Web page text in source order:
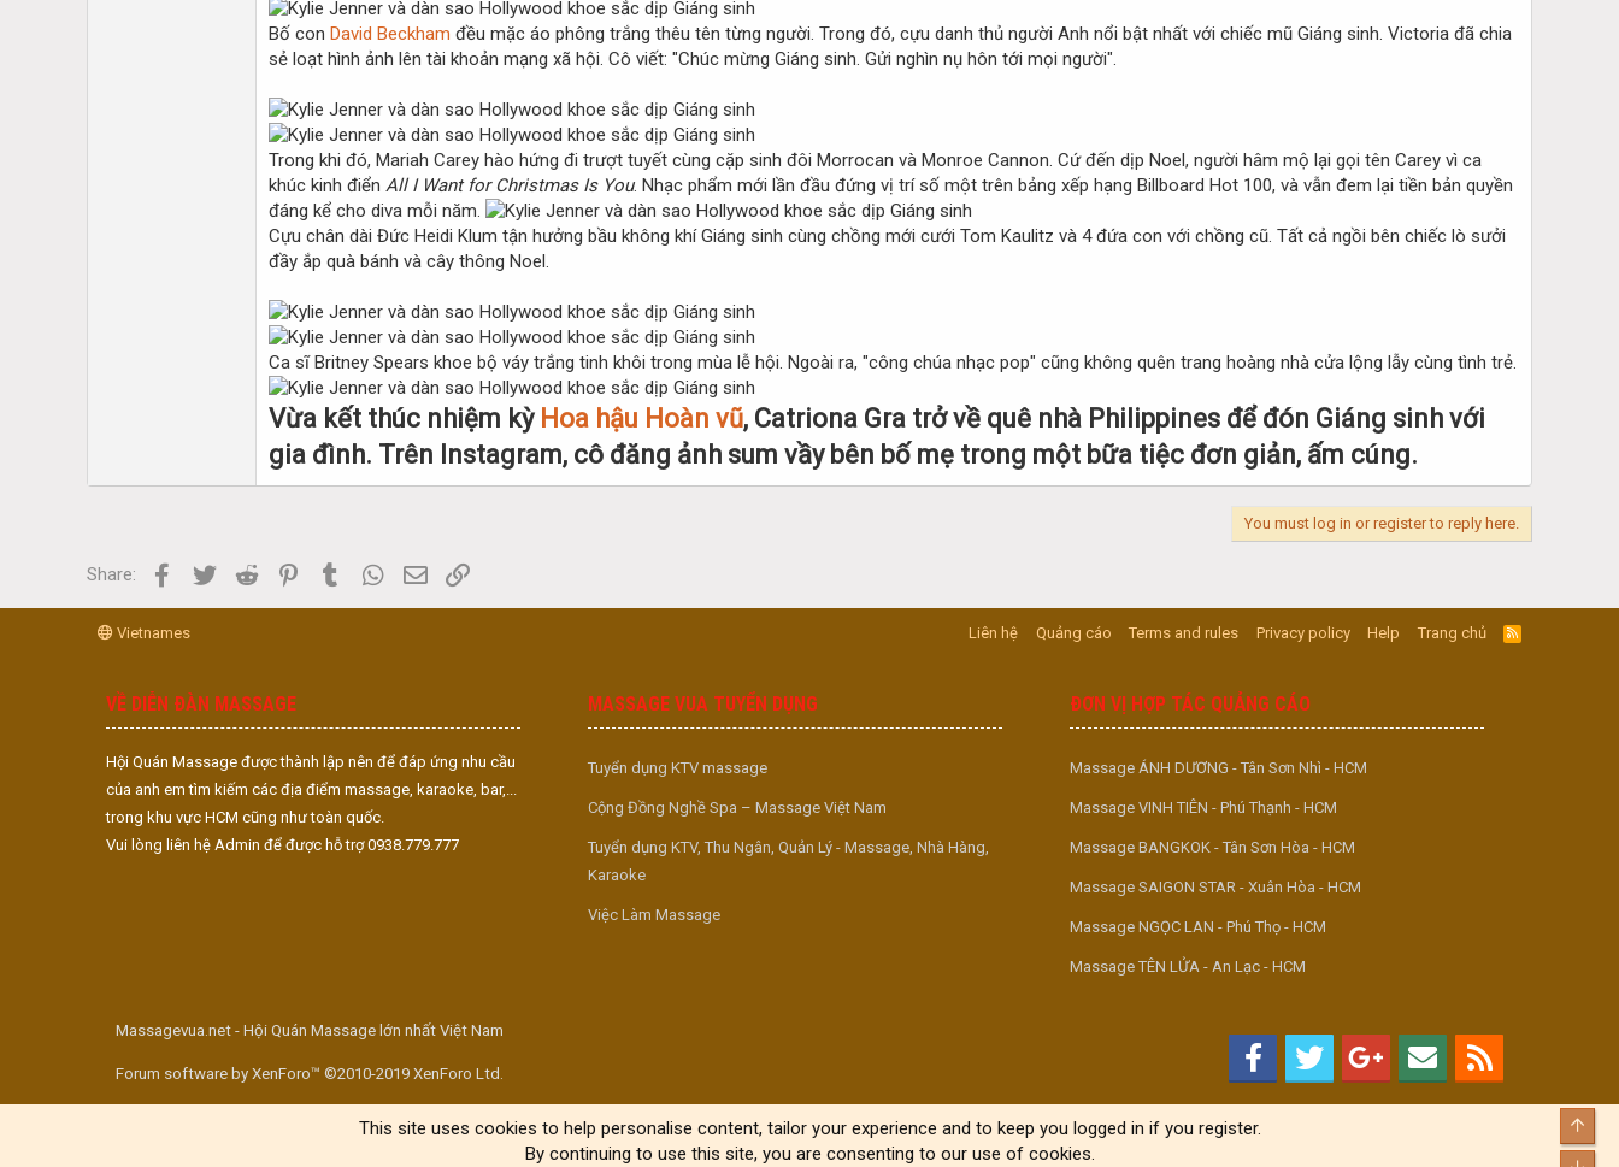
Bố con David Beckham đều mặc áo phông trắng thêu tên từng người. Trong đó, cựu danh thủ người Anh nổi bật nhất với chiếc mũ Giáng sinh. Victoria đã chia
sẻ loạt hình ảnh lên tài khoản mạng xã hội. Cô viết: "Chúc mừng Giáng sinh. Gửi nghìn nụ hôn tới mọi người".
Trong khi đó, Mariah Carey hào hứng đi trượt tuyết cùng cặp sinh đôi Morrocan và Monroe Cannon. Cứ đến dịp Noel, người hâm mộ lại gọi tên Carey vì ca
khúc kinh điển All I Want for Christmas Is You. Nhạc phẩm mới lần đầu đứng vị trí số một trên bảng xếp hạng Billboard Hot 100, và vẫn đem lại tiền bản quyền
đáng kể cho diva mỗi năm.
Cựu chân dài Đức Heidi Klum tận hưởng bầu không khí Giáng sinh cùng chồng mới cưới Tom Kaulitz và 4 đứa con với chồng cũ. Tất cả ngồi bên chiếc lò sưởi
đầy ắp quà bánh và cây thông Noel.
Ca sĩ Britney Spears khoe bộ váy trắng tinh khôi trong mùa lễ hội. Ngoài ra, "công chúa nhạc pop" cũng không quên trang hoàng nhà cửa lộng lẫy cùng tình trẻ.
Vừa kết thúc nhiệm kỳ Hoa hậu Hoàn vũ, Catriona Gra trở về quê nhà Philippines để đón Giáng sinh với
gia đình. Trên Instagram, cô đăng ảnh sum vầy bên bố mẹ trong một bữa tiệc đơn giản, ấm cúng.
You must log in or register to reply here.
Share: Facebook
Twitter Reddit PinterestTumblr WhatsApp
Email
Vietnames Liên hệ Quảng cáo Terms and rules Privacy policy Help Trang chủ
R
S
VỀ DIỄN ĐÀN MASSAGE
Hội Quán Massage được thành lập nên để đáp ứng nhu cầu
của anh em tìm kiếm các địa điểm massage, karaoke, bar,...
trong khu vực HCM cũng như toàn quốc.
Vui lòng liên hệ Admin để được hỗ trợ 0938.779.777
MASSAGE VUA TUYỂN DỤNG
Tuyển dụng KTV massage
Cộng Đồng Nghề Spa – Massage Việt Nam
Tuyển dụng KTV, Thu Ngân, Quản Lý - Massage, Nhà Hàng,
Karaoke
Việc Làm Massage
ĐƠN VỊ HỢP TÁC QUẢNG CÁO
Massage ÁNH DƯƠNG - Tân Sơn Nhì - HCM
Massage VINH TIÊN - Phú Thạnh - HCM
Massage BANGKOK - Tân Sơn Hòa - HCM
Massage SAIGON STAR - Xuân Hòa - HCM
Massage NGỌC LAN - Phú Thọ - HCM
Massage TÊN LỬA - An Lạc - HCM
Massagevua.net - Hội Quán Massage lớn nhất Việt Nam
Forum software by XenForo™ ©2010-2019 XenForo Ltd.
This site uses cookies to help personalise content, tailor your experience and to keep you logged in if you register.
By continuing to use this site, you are consenting to our use of cookies.
Top